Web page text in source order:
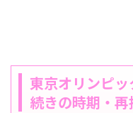
東京オリンピ
続きの時期・